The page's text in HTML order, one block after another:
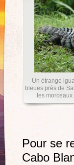
Un étrange
bleues près de
les
Pour se
Cabo